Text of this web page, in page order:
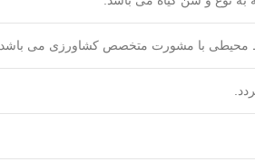
محیطی با مشورت متخصص کشاورزی می باشد.